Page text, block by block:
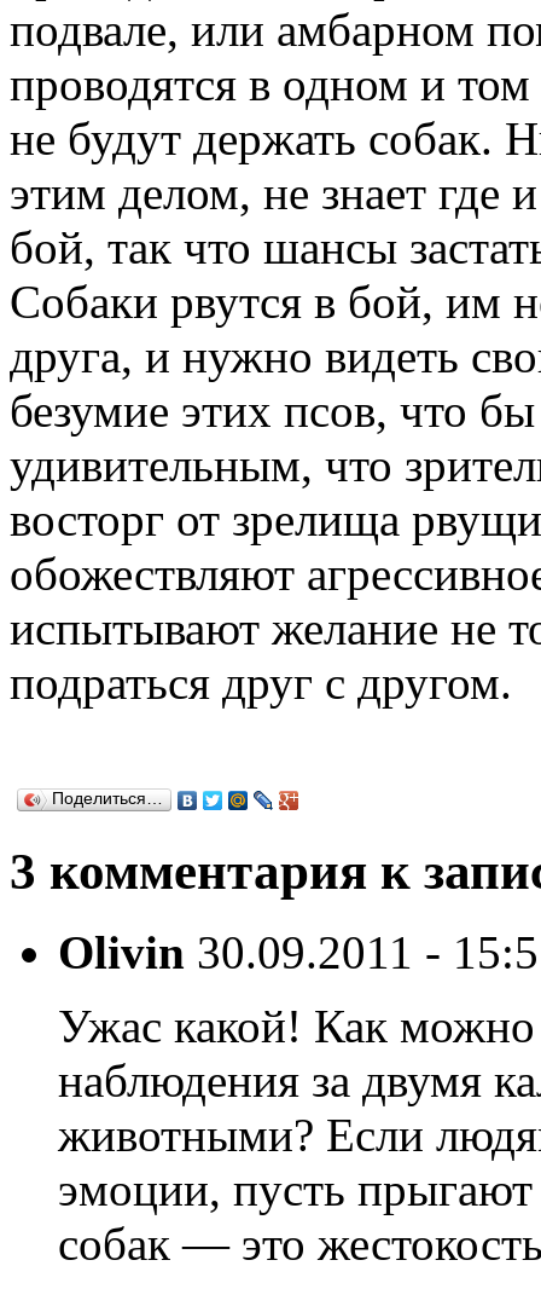
подвале, или амбарном
проводятся в одном и
не будут держать собак.
этим делом, не знает где
бой, так что шансы
Собаки рвутся в бой, им
друга, и нужно видеть
безумие этих псов, что
удивительным, что
восторг от зрелища
обожествляют
испытывают желание не
подраться друг с другом.
Поделиться…
3 комментария к
Olivin 30.09.2011 -
Ужас какой! Как можно
наблюдения за двумя
животными? Если
эмоции, пусть
собак — это